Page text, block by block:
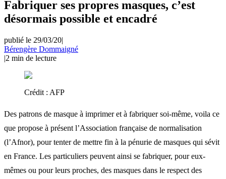
Fabriquer ses propres masques, c’est
désormais possible et encadré
publié le 29/03/20|
Bérengère Dommaigné
|2 min de lecture
Crédit : AFP
Des patrons de masque à imprimer et à fabriquer soi-même, voila ce
que propose à présent l’Association française de normalisation
(l’Afnor), pour tenter de mettre fin à la pénurie de masques qui sévit
en France. Les particuliers peuvent ainsi se fabriquer, pour eux-
mêmes ou pour leurs proches, des masques dans le respect des